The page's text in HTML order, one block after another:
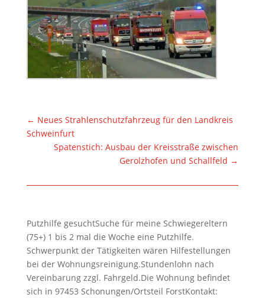
← Neues Strahlenschutzfahrzeug für den Landkreis
Schweinfurt
Spatenstich: Ausbau der Kreisstraße zwischen
Gerolzhofen und Schallfeld →
Putzhilfe gesuchtSuche für meine Schwiegereltern
(75+) 1 bis 2 mal die Woche eine Putzhilfe.
Schwerpunkt der Tätigkeiten wären Hilfestellungen
bei der Wohnungsreinigung.Stundenlohn nach
Vereinbarung zzgl. Fahrgeld.Die Wohnung befindet
sich in 97453 Schonungen/Ortsteil ForstKontakt: